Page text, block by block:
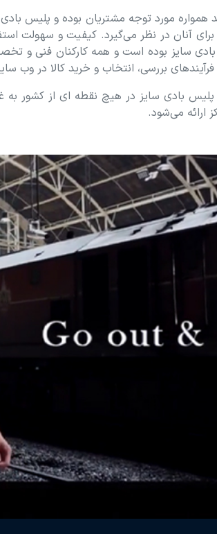
مورد توجه مشتریان بوده و پلیس بادی
آنان در نظر می‏‏‌گیرد. کیفیت و سهولت
سایز بوده است و همه کارکنان فنی و
بررسی، انتخاب و خرید کالا در وب
پلیس بادی سایز در هیچ نقطه‏ ای از کشور
ارائه می‏‏‌شود.